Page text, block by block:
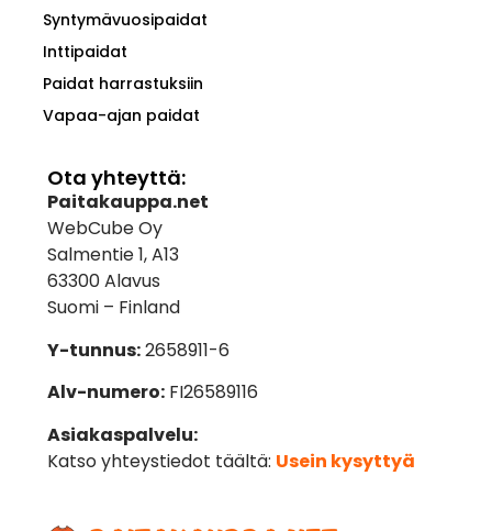
Syntymävuosipaidat
Inttipaidat
Paidat harrastuksiin
Vapaa-ajan paidat
Ota yhteyttä:
Paitakauppa.net
WebCube Oy
Salmentie 1, A13
63300 Alavus
Suomi – Finland
Y-tunnus:2658911-6
Alv-numero:FI26589116
Asiakaspalvelu:
Katso yhteystiedot täältä: Usein kysyttyä